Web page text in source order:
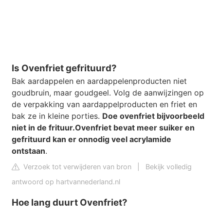
Is Ovenfriet gefrituurd?
Bak aardappelen en aardappelenproducten niet
goudbruin, maar goudgeel. Volg de aanwijzingen op
de verpakking van aardappelproducten en friet en
bak ze in kleine porties. Doe ovenfriet bijvoorbeeld
niet in de frituur.Ovenfriet bevat meer suiker en
gefrituurd kan er onnodig veel acrylamide
ontstaan.
Verzoek tot verwijderen van bron
Bekijk volledig
antwoord op hartvannederland.nl
Hoe lang duurt Ovenfriet?